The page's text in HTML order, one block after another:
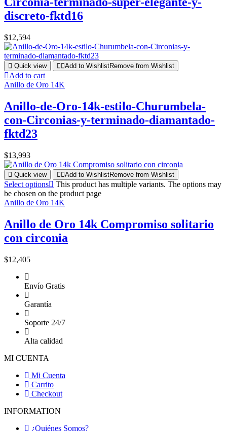
discreto-fktd16
$12,594
Quick view Add to WishlistRemove from Wishlist
Add to cart
Anillo de Oro 14K
Anillo-de-Oro-14k-estilo-Churumbela-
con-Circonias-y-terminado-diamantado-
fktd23
$13,993
Quick view Add to WishlistRemove from Wishlist
Select options
This product has multiple variants. The options may
be chosen on the product page
Anillo de Oro 14K
Anillo de Oro 14k Compromiso solitario
con circonia
$12,405
Envío Gratis
Garantía
Soporte 24/7
Alta calidad
MI CUENTA
Mi Cuenta
Carrito
Checkout
INFORMATION
¿Quiénes Somos?